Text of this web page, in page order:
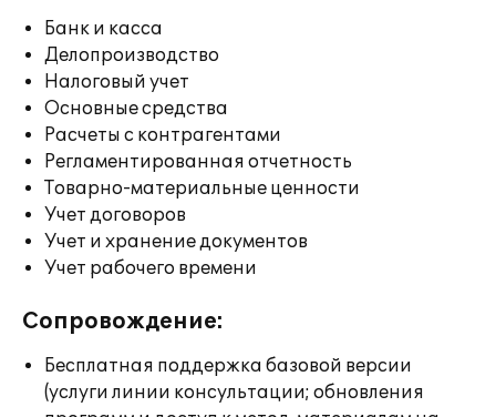
Банк и касса
Делопроизводство
Налоговый учет
Основные средства
Расчеты с контрагентами
Регламентированная отчетность
Товарно-материальные ценности
Учет договоров
Учет и хранение документов
Учет рабочего времени
Сопровождение:
Бесплатная поддержка базовой версии
(услуги линии консультации; обновления